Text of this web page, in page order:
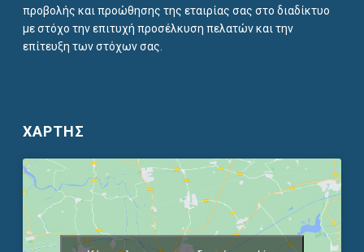
προβολής και προώθησης της εταιρίας σας στο διαδίκτυο
με στόχο την επιτυχή προσέλκυση πελατών και την
επίτευξη των στόχων σας.
ΧΑΡΤΗΣ